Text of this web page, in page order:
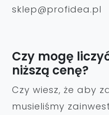
sklep@profidea.pl
Czy mogę
niższą cenę?
Czy wiesz, że aby
musieliśmy